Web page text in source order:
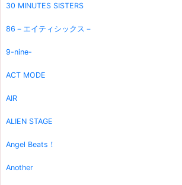
30 MINUTES SISTERS
86－エイティシックス－
9-nine-
ACT MODE
AIR
ALIEN STAGE
Angel Beats！
Another